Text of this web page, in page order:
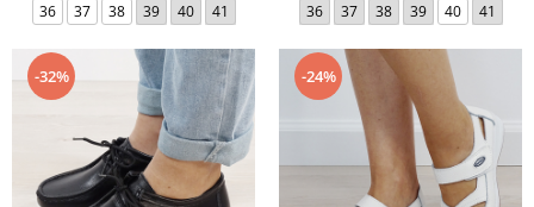
36 37 38 39 40 41 36 37 38 39 40 41
-32% -24%